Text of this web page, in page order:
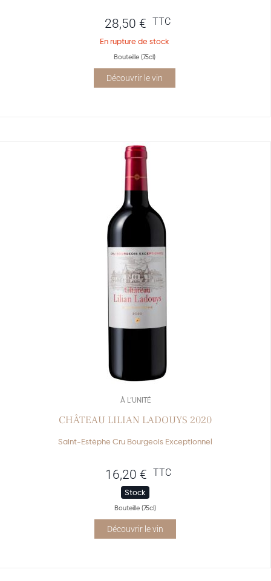
28,50 € TTC
En rupture de stock
Bouteille (75cl)
Découvrir le vin
À L’UNITÉ
CHÂTEAU LILIAN LADOUYS 2020
Saint-Estèphe Cru Bourgeois Exceptionnel
16,20 € TTC
Stock
Bouteille (75cl)
Découvrir le vin